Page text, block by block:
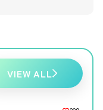
VIEW ALL